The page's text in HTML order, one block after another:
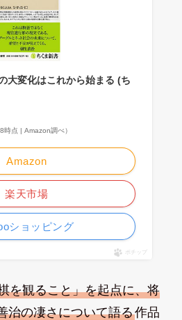
大変化はこれから始まる (ち
時点 | Amazon調べ）
Amazon
楽天市場
ショッピング
ポチップ
を観ること」を起点に、将
治の凄さについて語る作品